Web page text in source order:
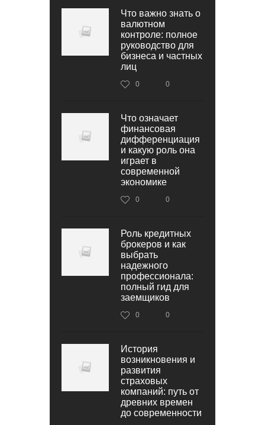
Что важно знать о
валютном
контроле: полное
руководство для
бизнеса и частных
лиц
0 0
Что означает
финансовая
дифференциация
и какую роль она
играет в
современной
экономике
0 0
Роль кредитных
брокеров и как
выбрать
надежного
профессионала:
полный гид для
заемщиков
0 0
История
возникновения и
развития
страховых
компаний: путь от
древних времен
до современности